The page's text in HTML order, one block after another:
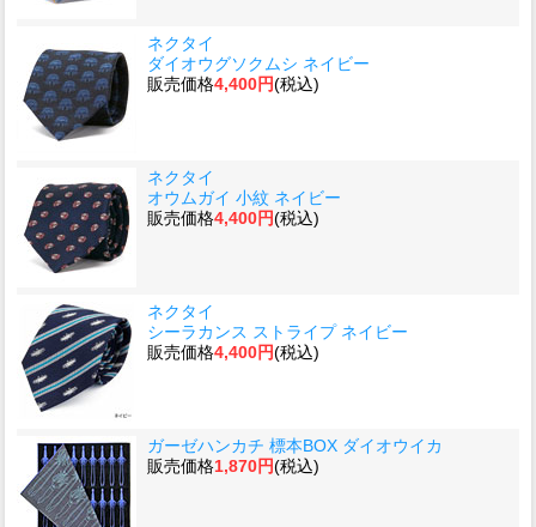
ネクタイ
ダイオウグソクムシ ネイビー
販売価格4,400円(税込)
ネクタイ
オウムガイ 小紋 ネイビー
販売価格4,400円(税込)
ネクタイ
シーラカンス ストライプ ネイビー
販売価格4,400円(税込)
ガーゼハンカチ 標本BOX ダイオウイカ
販売価格1,870円(税込)